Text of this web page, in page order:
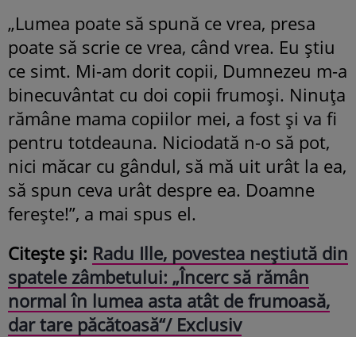
„Lumea poate să spună ce vrea, presa
poate să scrie ce vrea, când vrea. Eu știu
ce simt. Mi-am dorit copii, Dumnezeu m-a
binecuvântat cu doi copii frumoși. Ninuța
rămâne mama copiilor mei, a fost și va fi
pentru totdeauna. Niciodată n-o să pot,
nici măcar cu gândul, să mă uit urât la ea,
să spun ceva urât despre ea. Doamne
ferește!”, a mai spus el.
Citește și: Radu Ille, povestea neștiută din
spatele zâmbetului: „Încerc să rămân
normal în lumea asta atât de frumoasă,
dar tare păcătoasă“/ Exclusiv